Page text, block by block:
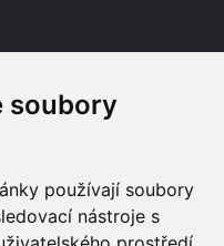
soubory
používají soubory
nástroje s